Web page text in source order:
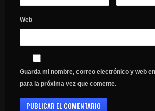
Web
Guarda mi nombre, correo electrónico y web
para la próxima vez que comente.